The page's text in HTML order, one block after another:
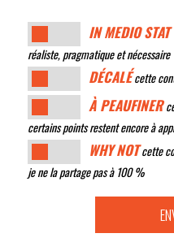
IN MEDIO
réaliste, pragmatique et nécessaire
DÉCALÉcette
À PEAUFINER
certains points restent encore à
WHY NOTcette
je ne la partage pas à 100 %